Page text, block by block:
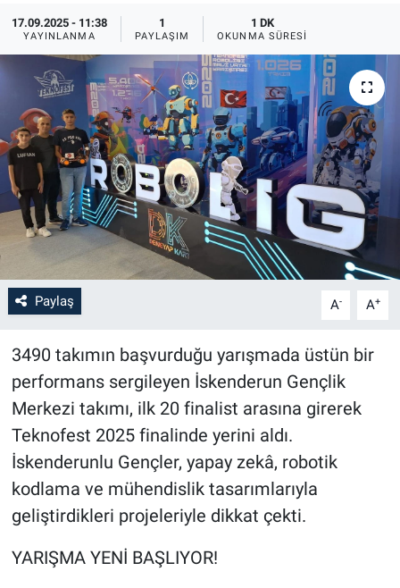
17.09.2025 - 11:38
YAYINLANMA
1
PAYLAŞIM
1 DK
OKUNMA SÜRESI
Paylaş A- A+
3490 takımın başvurduğu yarışmada üstün bir
performans sergileyen İskenderun Gençlik
Merkezi takımı, ilk 20 finalist arasına girerek
Teknofest 2025 finalinde yerini aldı.
İskenderunlu Gençler, yapay zekâ, robotik
kodlama ve mühendislik tasarımlarıyla
geliştirdikleri projeleriyle dikkat çekti.
YARIŞMA YENİ BAŞLIYOR!